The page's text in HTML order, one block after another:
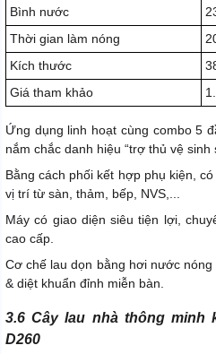
Bình nước
Thời gian làm nóng
Kích thước
Giá tham khảo
Ứng dụng linh hoạt cùng combo 5
nắm chắc danh hiệu “trợ thủ vệ sinh
Bằng cách phối kết hợp phụ kiện,
vị trí từ sàn, thảm, bếp, NVS,...
Máy có giao diện siêu tiện lợi,
cao cấp.
Cơ chế lau dọn bằng hơi nước
& diệt khuẩn đỉnh miễn bàn.
3.6 Cây lau nhà thông minh
D260